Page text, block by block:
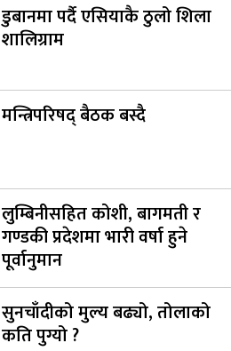
डुबानमा पर्दै एसियाकै ठुलो शिला
शालिग्राम
मन्त्रिपरिषद् बैठक बस्दै
लुम्बिनीसहित कोशी, बागमती र
गण्डकी प्रदेशमा भारी वर्षा हुने
पूर्वानुमान
सुनचाँदीको मुल्य बढ्यो, तोलाको
कति पुग्यो ?